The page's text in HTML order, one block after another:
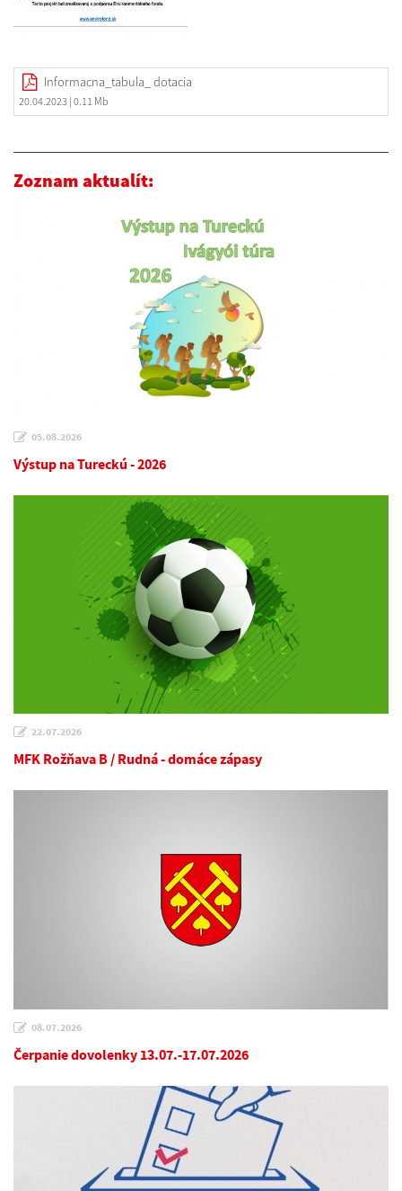
Informacna_tabula_ dotacia
20.04.2023 | 0.11 Mb
Zoznam aktualít:
05.08.2026
Výstup na Tureckú - 2026
22.07.2026
MFK Rožňava B / Rudná - domáce zápasy
08.07.2026
Čerpanie dovolenky 13.07.-17.07.2026